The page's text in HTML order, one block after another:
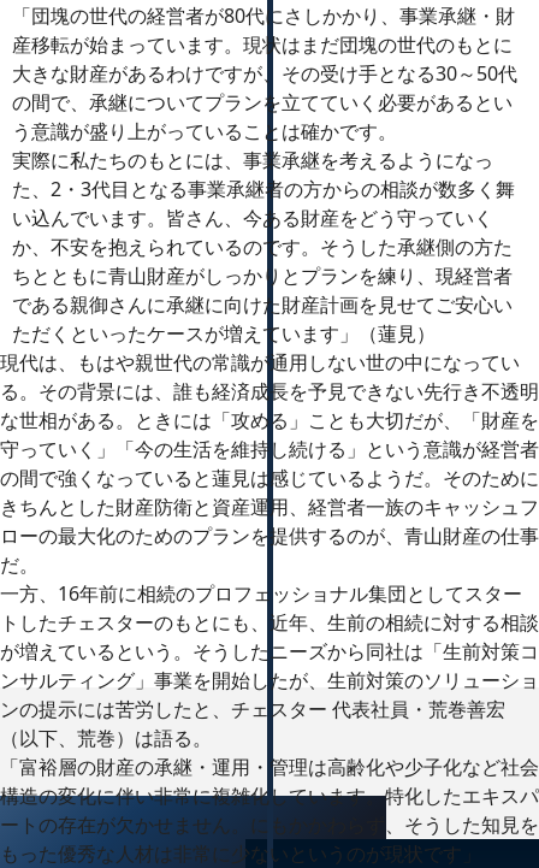
「団塊の世代の経営者が80代にさしかかり、事業承継・財
産移転が始まっています。現状はまだ団塊の世代のもとに
大きな財産があるわけですが、その受け手となる30～50代
の間で、承継についてプランを立てていく必要があるとい
う意識が盛り上がっていることは確かです。
実際に私たちのもとには、事業承継を考えるようになっ
た、2・3代目となる事業承継者の方からの相談が数多く舞
い込んでいます。皆さん、今ある財産をどう守っていく
か、不安を抱えられているのです。そうした承継側の方た
ちとともに青山財産がしっかりとプランを練り、現経営者
である親御さんに承継に向けた財産計画を見せてご安心い
ただくといったケースが増えています」（蓮見）
現代は、もはや親世代の常識が通用しない世の中になってい
る。その背景には、誰も経済成長を予見できない先行き不透明
な世相がある。ときには「攻める」ことも大切だが、「財産を
守っていく」「今の生活を維持し続ける」という意識が経営者
の間で強くなっていると蓮見は感じているようだ。そのために
きちんとした財産防衛と資産運用、経営者一族のキャッシュフ
ローの最大化のためのプランを提供するのが、青山財産の仕事
だ。
一方、16年前に相続のプロフェッショナル集団としてスター
トしたチェスターのもとにも、近年、生前の相続に対する相談
が増えているという。そうしたニーズから同社は「生前対策コ
ンサルティング」事業を開始したが、生前対策のソリューショ
ンの提示には苦労したと、チェスター 代表社員・荒巻善宏
（以下、荒巻）は語る。
「富裕層の財産の承継・運用・管理は高齢化や少子化など社会
構造の変化に伴い非常に複雑化しています。特化したエキスパ
ートの存在が欠かせません。にもかかわらず、そうした知見を
もった優秀な人材は非常に少ないというのが現状です」